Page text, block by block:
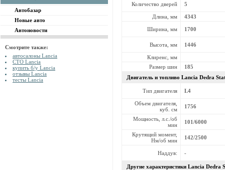
Автобазар
Новые авто
Автоновости
Смотрите также:
автосалоны Lancia
СТО Lancia
купить б/у Lancia
отзывы Lancia
тесты Lancia
Количество дверей 5
Длина, мм 4343
Ширина, мм 1700
Высота, мм 1446
Клиренс, мм
Размер шин
185
Двигатель и топливо Lancia Dedra
Тип двигателя L4
Объем двигателя,
куб. см
1756
Мощность, л.с./об
мин
101/6000
Крутящий момент,
Нм/об мин
142/2500
Наддув: -
Другие характеристики Lancia Dedra